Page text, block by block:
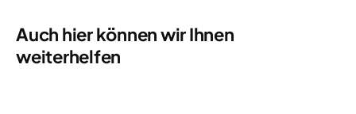
Auch hier können wir Ihnen
weiterhelfen